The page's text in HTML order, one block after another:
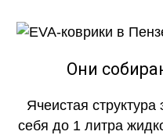
Они
Ячеистая
себя до 1 литра